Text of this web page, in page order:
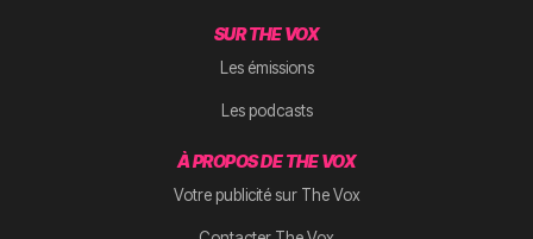
SUR THE VOX
Les émissions
Les podcasts
À PROPOS DE THE VOX
Votre publicité sur The Vox